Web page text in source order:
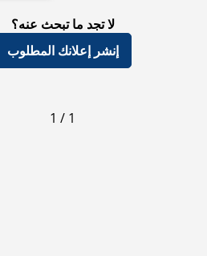
لا تجد ما تبحث عنه؟
إنشر إعلانك المطلوب
1 / 1